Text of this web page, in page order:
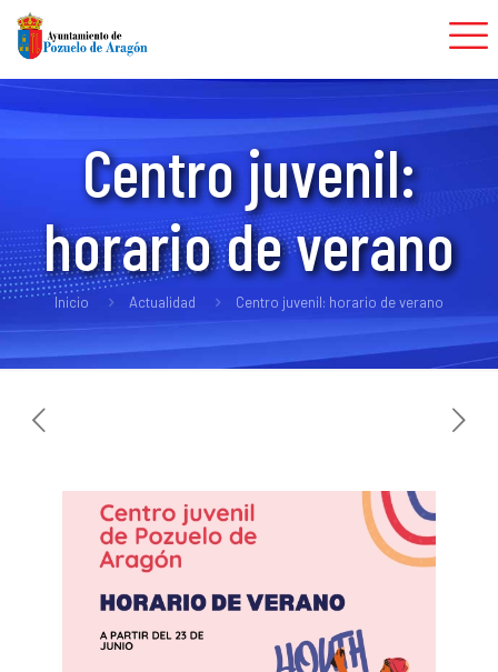
Centro juvenil:
horario de verano
Inicio Actualidad Centro juvenil: horario de verano